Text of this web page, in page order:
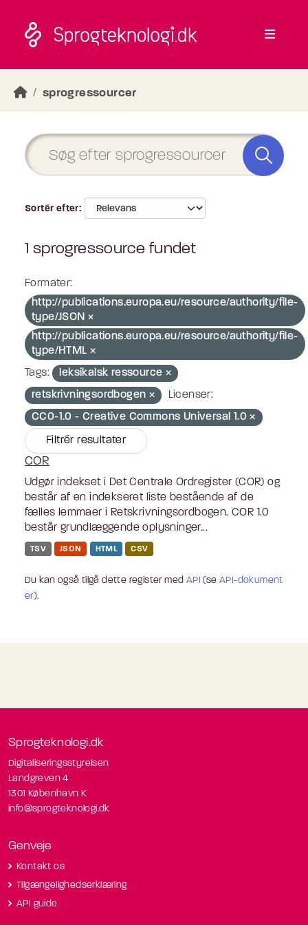
sprogressourcer
Sortér efter
1 sprogressource fundet
Formater:
http://publications.europa.eu/resource/authority/file-
type/JSON
http://publications.europa.eu/resource/authority/file-
type/HTML
Tags:
leksikalsk ressource
retskrivningsordbogen
Licenser:
CC0-1.0 - Creative Commons Universal 1.0
Filtrér resultater
COR
Udgør indekset i Det Centrale Ordregister (COR) og
består af en indekseret liste bestående af de
fælles lemmaer i Retskrivningsordbogen. COR 1.0
består grundlæggende oplysninger...
TSV JSON HTML CSV
Du kan også tilgå dette register med API (seAPI-dokument
er).
Sprogteknologi.dk
Digitaliseringsstyrelsen
Landgreven 4
1301 København K
info@sprogteknologi.dk
Genveje
Kontakt os
Tilgængelighedserklæring
API guide